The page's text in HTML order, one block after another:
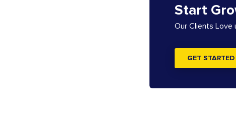
Start
Our Clients Love
GET STARTED